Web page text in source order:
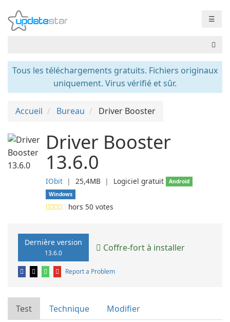
☰
Tous les téléchargements gratuits. Fichiers originaux
uniquement. Virus vérifié et sûr.
Accueil Bureau Driver Booster
Driver Booster
13.6.0
IObit ❘ 25,4MB ❘ Logiciel gratuit
Android
Windows
hors 50 votes
Dernière version
13.6.0 Coffre-fort à installer
Report a Problem
Test Technique Modifier